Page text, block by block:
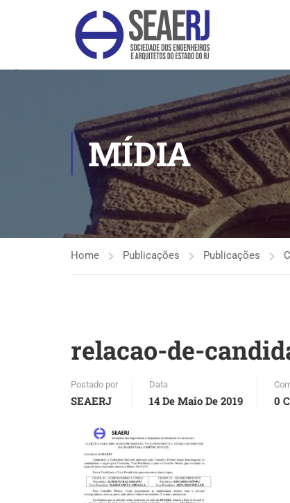
MÍDIA
Home Publicações Publicações
relacao-de-
Postado por
SEAERJ
Data
14 De Maio De 2019 0